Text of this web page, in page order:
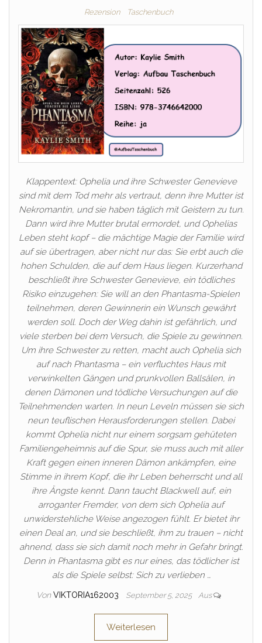
Rezension Taschenbuch
Klappentext: Ophelia und ihre Schwester Genevieve
sind mit dem Tod mehr als vertraut, denn ihre Mutter ist
Nekromantin, und sie haben täglich mit Geistern zu tun.
Dann wird ihre Mutter brutal ermordet, und Ophelias
Leben steht kopf – die mächtige Magie der Familie wird
auf sie übertragen, aber nicht nur das: Sie erbt auch die
hohen Schulden, die auf dem Haus liegen. Kurzerhand
beschließt ihre Schwester Genevieve, ein tödliches
Risiko einzugehen: Sie will an den Phantasma-Spielen
teilnehmen, deren Gewinnerin ein Wunsch gewährt
werden soll. Doch der Weg dahin ist gefährlich, und
viele sterben bei dem Versuch, die Spiele zu gewinnen.
Um ihre Schwester zu retten, macht auch Ophelia sich
auf nach Phantasma – ein verfluchtes Haus mit
verwinkelten Gängen und prunkvollen Ballsälen, in
denen Dämonen und tödliche Versuchungen auf die
Teilnehmenden warten. In neun Leveln müssen sie sich
neun teuflischen Herausforderungen stellen. Dabei
kommt Ophelia nicht nur einem sorgsam gehüteten
Familiengeheimnis auf die Spur, sie muss auch mit aller
Kraft gegen einen inneren Dämon ankämpfen, eine
Stimme in ihrem Kopf, die ihr Leben beherrscht und all
ihre Ängste kennt. Dann taucht Blackwell auf, ein
arroganter Fremder, von dem sich Ophelia auf
unwiderstehliche Weise angezogen fühlt. Er bietet ihr
einen Deal an, und sie beschließt, ihm zu trauen – nicht
ahnend, dass sie sich damit noch mehr in Gefahr bringt.
Denn in Phantasma gibt es nur eines, das tödlicher ist
als die Spiele selbst: Sich zu verlieben …
Von VIKTORIA162003 September 5, 2025 Aus
Weiterlesen